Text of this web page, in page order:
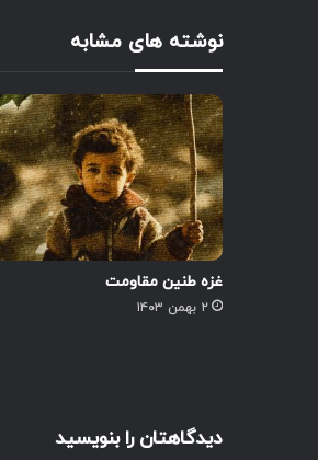
نوشته های مشابه
غزه طنین مقاومت
۲ بهمن ۱۴۰۳
دیدگاهتان را بنویسید